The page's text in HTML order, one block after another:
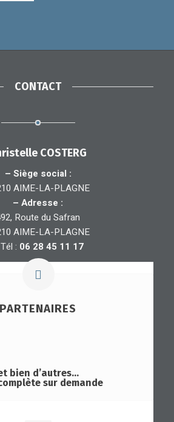
CONTACT
COSTERG
– Siège social :
AIME-LA-PLAGNE
– Adresse :
Route du Safran
AIME-LA-PLAGNE
: 06 28 45 11 17
PARTENAIRES
bien d’autres…
sur demande